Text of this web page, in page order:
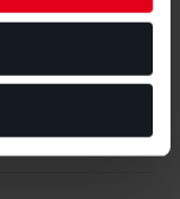
ABONNIEREN